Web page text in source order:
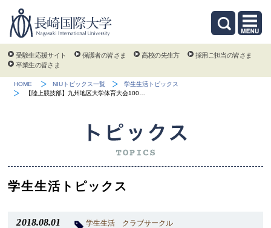
受験生応援サイト 保護者の皆さま 高校の先生方
採用ご担当の皆さま
卒業生の皆さま
HOME NIUトピックス一覧
学生生活トピックス
【陸上競技部】九州地区大学体育大会100…
学生生活トピックス
2018.08.01 学生生活 クラブサークル